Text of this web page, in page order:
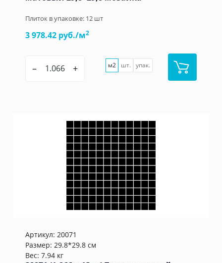
Плиток в упаковке: 12 шт
3 978.42 руб./м2
– + м2 шт. упак.
Артикул: 20071
Размер: 29.8*29.8 см
Вес: 7.94 кг